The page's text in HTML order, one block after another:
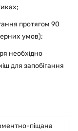
протягом 90
умов);
необхідно
для запобігання
піщана